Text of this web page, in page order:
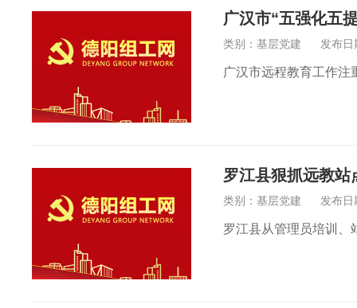
广汉市“五强化五
类别：基层党建 发布
广汉市远程教育工作注
罗江县狠抓远教站
类别：基层党建 发布
罗江县从管理员培训、